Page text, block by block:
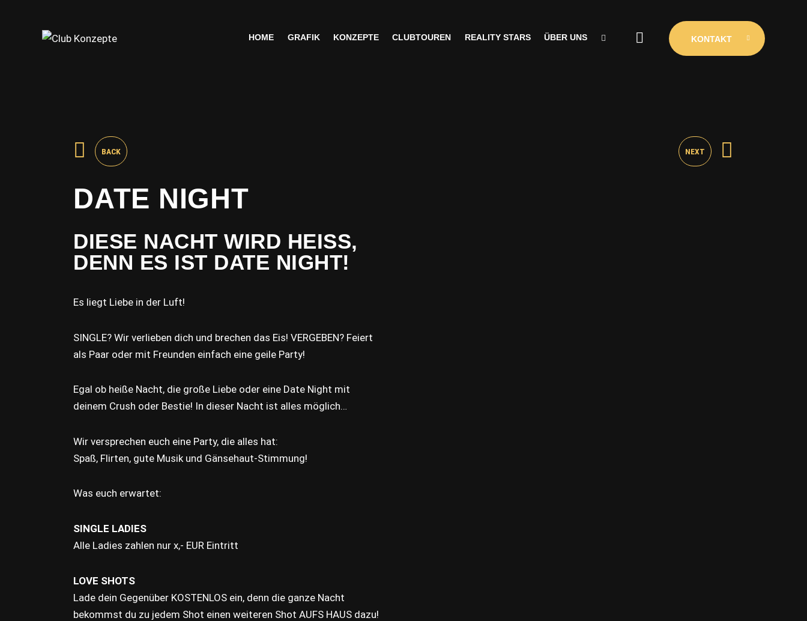
HOME GRAFIK KONZEPTE CLUBTOUREN REALITY STARS ÜBER UNS KONTAKT
BACK NEXT
DATE NIGHT
DIESE NACHT WIRD HEISS, D
ENN ES IST DATE NIGHT!
Es liegt Liebe in der Luft!
SINGLE? Wir verlieben dich und brechen das Eis! VERGEBEN? Feiert
als Paar oder mit Freunden einfach eine geile Party!
Egal ob heiße Nacht, die große Liebe oder eine Date Night mit
deinem Crush oder Bestie! In dieser Nacht ist alles möglich…
Wir versprechen euch eine Party, die alles hat:
Spaß, Flirten, gute Musik und Gänsehaut-Stimmung!
Was euch erwartet:
SINGLE LADIES
Alle Ladies zahlen nur x,- EUR Eintritt
LOVE SHOTS
Lade dein Gegenüber KOSTENLOS ein, denn die ganze Nacht
bekommst du zu jedem Shot einen weiteren Shot AUFS HAUS dazu!